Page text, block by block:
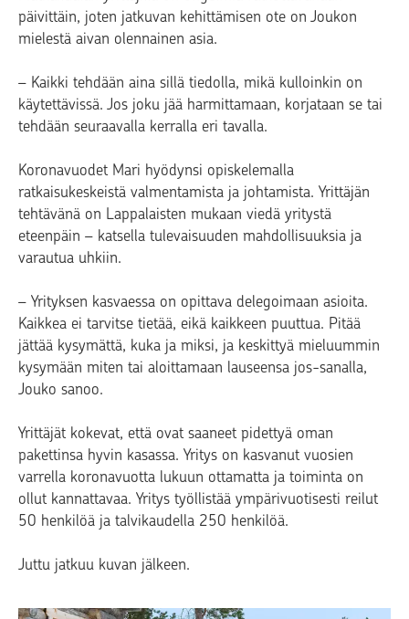
päivittäin, joten jatkuvan kehittämisen ote on Joukon
mielestä aivan olennainen asia.
– Kaikki tehdään aina sillä tiedolla, mikä kulloinkin on
käytettävissä. Jos joku jää harmittamaan, korjataan se tai
tehdään seuraavalla kerralla eri tavalla.
Koronavuodet Mari hyödynsi opiskelemalla
ratkaisukeskeistä valmentamista ja johtamista. Yrittäjän
tehtävänä on Lappalaisten mukaan viedä yritystä
eteenpäin – katsella tulevaisuuden mahdollisuuksia ja
varautua uhkiin.
– Yrityksen kasvaessa on opittava delegoimaan asioita.
Kaikkea ei tarvitse tietää, eikä kaikkeen puuttua. Pitää
jättää kysymättä, kuka ja miksi, ja keskittyä mieluummin
kysymään miten tai aloittamaan lauseensa jos-sanalla,
Jouko sanoo.
Yrittäjät kokevat, että ovat saaneet pidettyä oman
pakettinsa hyvin kasassa. Yritys on kasvanut vuosien
varrella koronavuotta lukuun ottamatta ja toiminta on
ollut kannattavaa. Yritys työllistää ympärivuotisesti reilut
50 henkilöä ja talvikaudella 250 henkilöä.
Juttu jatkuu kuvan jälkeen.